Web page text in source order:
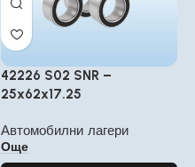
42226 S02 SNR –
25x62x17.25
Автомобилни лагери
Още